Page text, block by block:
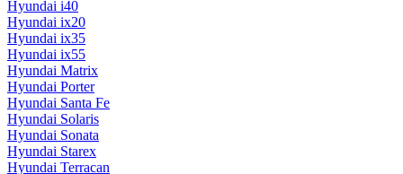
Hyundai i40
Hyundai ix20
Hyundai ix35
Hyundai ix55
Hyundai Matrix
Hyundai Porter
Hyundai Santa Fe
Hyundai Solaris
Hyundai Sonata
Hyundai Starex
Hyundai Terracan